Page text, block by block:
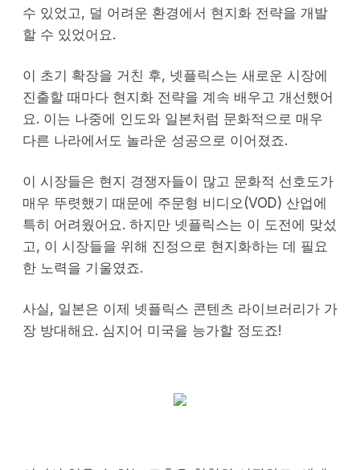
수 있었고, 덜 어려운 환경에서 현지화 전략을 개발
할 수 있었어요.
이 초기 확장을 거친 후, 넷플릭스는 새로운 시장에
진출할 때마다 현지화 전략을 계속 배우고 개선했어
요. 이는 나중에 인도와 일본처럼 문화적으로 매우
다른 나라에서도 놀라운 성공으로 이어졌죠.
이 시장들은 현지 경쟁자들이 많고 문화적 선호도가
매우 뚜렷했기 때문에 주문형 비디오(VOD) 산업에
특히 어려웠어요. 하지만 넷플릭스는 이 도전에 맞섰
고, 이 시장들을 위해 진정으로 현지화하는 데 필요
한 노력을 기울였죠.
사실, 일본은 이제 넷플릭스 콘텐츠 라이브러리가 가
장 방대해요. 심지어 미국을 능가할 정도죠!